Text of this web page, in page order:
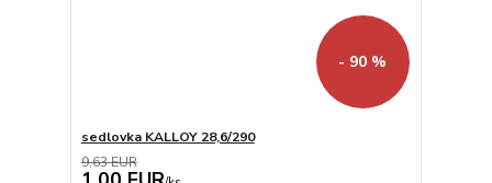
- 90 %
sedlovka KALLOY 28,6/290
9,63 EUR